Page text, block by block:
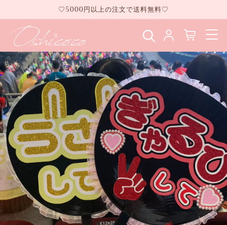
進む
♡5000円以上の注文で送料無料♡